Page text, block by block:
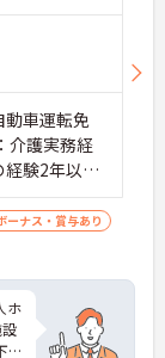
車運転免
介護実務経
験2年以上
スキル（PC
以上）
ーナス・賞与あり
ホ